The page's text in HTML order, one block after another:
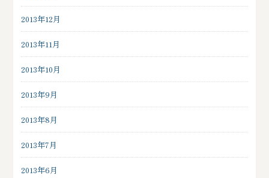
2013年12月
2013年11月
2013年10月
2013年9月
2013年8月
2013年7月
2013年6月